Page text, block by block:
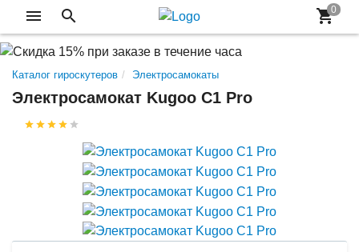
Каталог гироскутеров Электросамокаты
Электросамокат Kugoo C1 Pro